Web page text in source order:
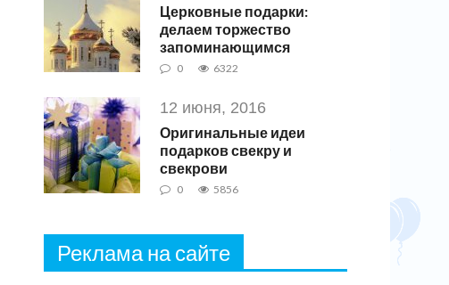
Церковные подарки:
делаем торжество
запоминающимся
0 6322
12 июня, 2016
Оригинальные идеи
подарков свекру и
свекрови
0 5856
Реклама на сайте